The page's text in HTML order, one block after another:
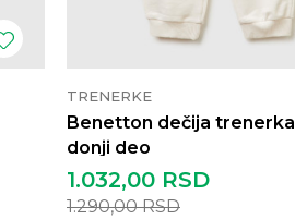
TRENERKE
Benetton dečija trenerka
donji deo
1.032,00 RSD
1.290,00RSD